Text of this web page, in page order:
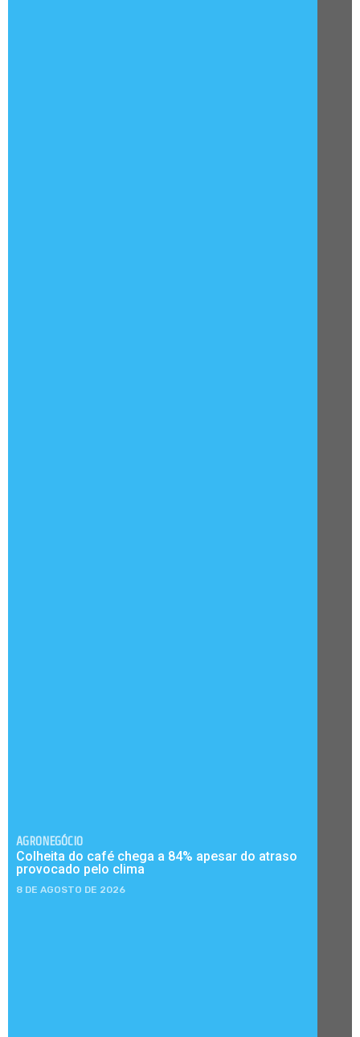
AGRONEGÓCIO
Colheita do café chega a 84% apesar do atraso
provocado pelo clima
8 DE AGOSTO DE 2026